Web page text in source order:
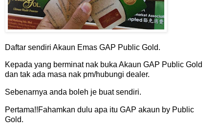
Daftar sendiri Akaun Emas GAP Public Gold.
Kepada yang berminat nak buka Akaun GAP Public Gold
dan tak ada masa nak pm/hubungi dealer.
Sebenarnya anda boleh je buat sendiri.
Pertama!!Fahamkan dulu apa itu GAP akaun by Public
Gold.